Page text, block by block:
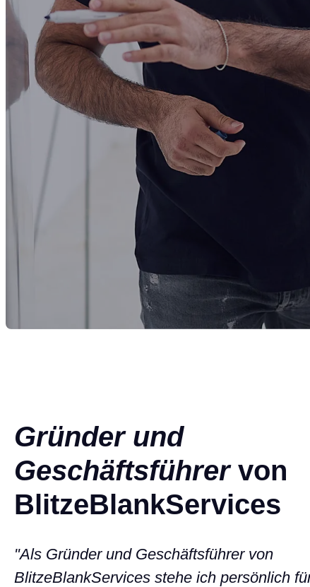
Gründer und
Geschäftsführer von
BlitzeBlankServices
"Als Gründer und Geschäftsführer von
BlitzeBlankServices stehe ich persönlich